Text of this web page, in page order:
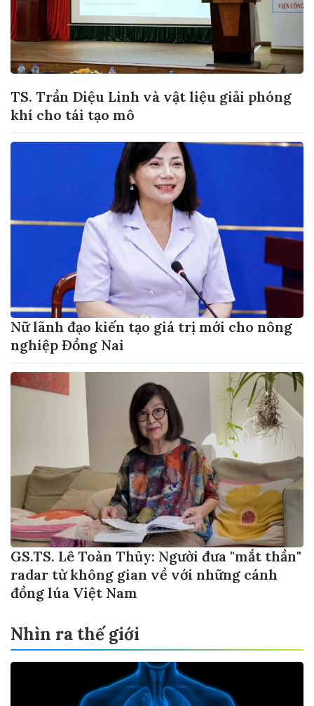
TS. Trần Diệu Linh và vật liệu giải phóng
khí cho tái tạo mô
Nữ lãnh đạo kiến tạo giá trị mới cho nông
nghiệp Đồng Nai
GS.TS. Lê Toàn Thủy: Người đưa "mắt thần"
radar từ không gian về với những cánh
đồng lúa Việt Nam
Nhìn ra thế giới